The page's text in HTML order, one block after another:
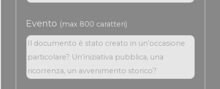
Evento (max 800 caratteri)